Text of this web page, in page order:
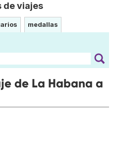
de viajes
medallas
de La Habana a